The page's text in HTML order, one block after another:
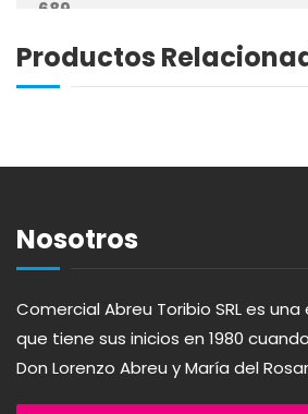
ESPECIAS
LAVANDERÍA
689
AMBAR
Productos
Nosotros
Comercial Abreu Toribio SRL es
que tiene sus inicios en 1980
Don Lorenzo Abreu y María del